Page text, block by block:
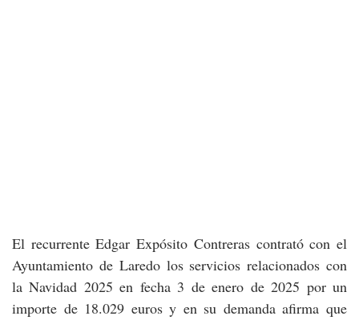
El recurrente Edgar Expósito Contreras contrató con el
Ayuntamiento de Laredo los servicios relacionados con
la Navidad 2025 en fecha 3 de enero de 2025 por un
importe de 18.029 euros y en su demanda afirma que